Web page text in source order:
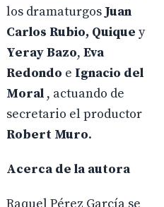
los dramaturgos Juan
Carlos Rubio, Quique y
Yeray Bazo, Eva
Redondo e Ignacio del
Moral , actuando de
secretario el productor
Robert Muro.
Acerca de la autora